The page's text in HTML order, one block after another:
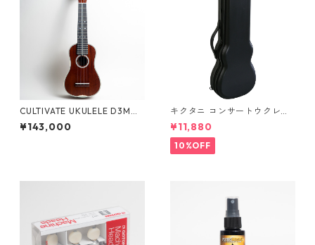
CULTIVATE UKULELE D3M
（フィジーマホガニー）ソプ
ラノウクレ #26067
¥143,000
キクタニ コンサートウクレレ
用ハードケース UPC-12N
¥11,880
10%OFF